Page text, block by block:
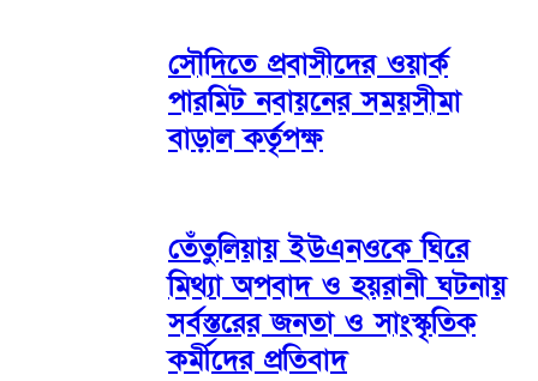
সৌদিতে প্রবাসীদের ওয়ার্ক
পারমিট নবায়নের সময়সীমা
বাড়াল কর্তৃপক্ষ
তেঁতুলিয়ায় ইউএনওকে ঘিরে
মিথ্যা অপবাদ ও হয়রানী ঘটনায়
সর্বস্তরের জনতা ও সাংস্কৃতিক
কর্মীদের প্রতিবাদ